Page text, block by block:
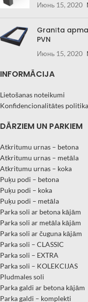
Июнь 15, 2020
Granīta
PVN
Июнь 15, 2020
INFORMĀCIJA
Lietošanas noteikumi
Konfidencionalitātes politika
DĀRZIEM UN PARKIEM
Atkritumu urnas – betona
Atkritumu urnas – metāla
Atkritumu urnas – koka
Puķu podi – betona
Puķu podi – koka
Puķu podi – metāla
Parka soli ar betona kājām
Parka soli ar metāla kājām
Parka soli ar čuguna kājām
Parka soli – CLASSIC
Parka soli – EXTRA
Parka soli – KOLEKCIJAS
Pludmales soli
Parka galdi ar betona kājām
Parka galdi – komplekti